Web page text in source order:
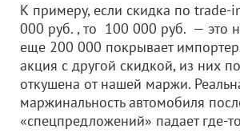
К примеру, если скидка по trade-
000 руб. , то 100 000 руб. — это
еще 200 000 покрывает
акция с другой скидкой, из них
откушена от нашей маржи.
маржинальность автомобиля
«спецпредложений» падает где-